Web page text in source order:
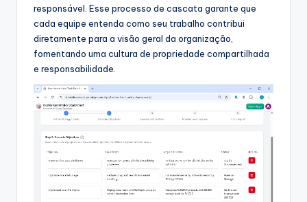
responsável. Esse processo de cascata garante que
cada equipe entenda como seu trabalho contribui
diretamente para a visão geral da organização,
fomentando uma cultura de propriedade compartilhada
e responsabilidade.